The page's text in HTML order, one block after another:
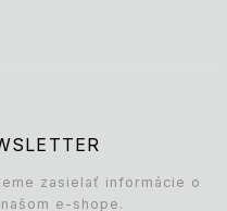
zasielať informácie o
e-shope.